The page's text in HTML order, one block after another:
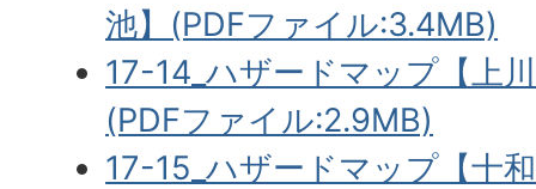
池】(PDFファイル:3.4MB)
17-14_ハザードマップ【上
(PDFファイル:2.9MB)
17-15_ハザードマップ【十